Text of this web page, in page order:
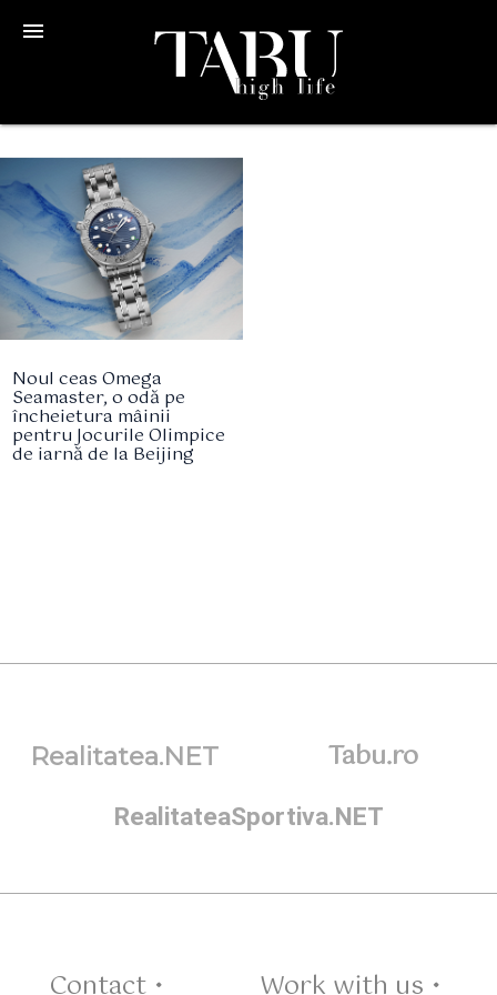
menu
Noul ceas Omega
Seamaster, o odă pe
încheietura mâinii
pentru Jocurile Olimpice
de iarnă de la Beijing
Realitatea.NET Tabu.ro
RealitateaSportiva.NET